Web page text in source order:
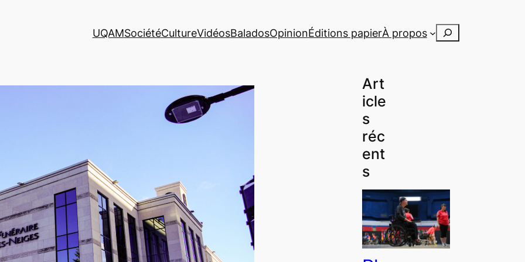
UQAMSociétéCultureVidéosBaladosOpinionÉditions papierÀ propos Rechercher
Art
icle
s
réc
ent
s